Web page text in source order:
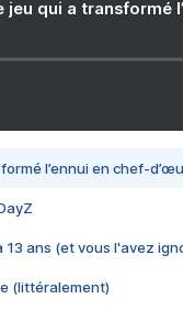
jeu qui a transformé
l’ennui en chef-
13 ans (et vous l'avez
(littéralement)